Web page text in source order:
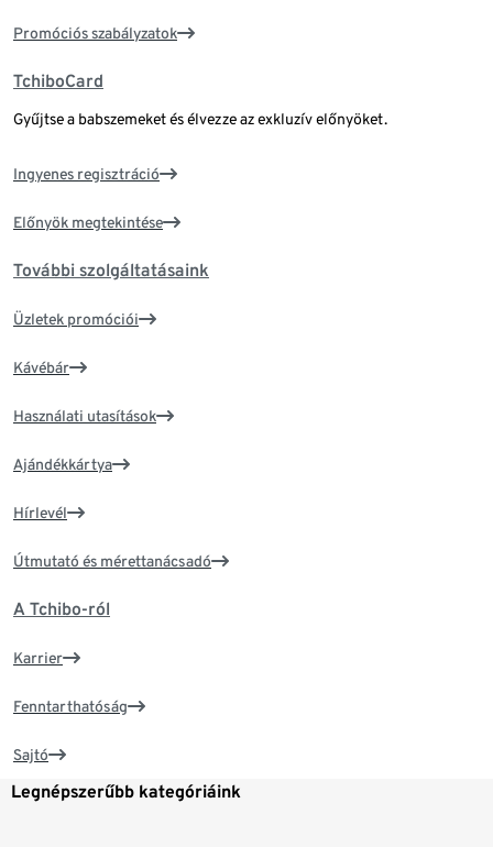
Promóciós szabályzatok
TchiboCard
Gyűjtse a babszemeket és élvezze az exkluzív előnyöket.
Ingyenes regisztráció
Előnyök megtekintése
További szolgáltatásaink
Üzletek promóciói
Kávébár
Használati utasítások
Ajándékkártya
Hírlevél
Útmutató és mérettanácsadó
A Tchibo-ról
Karrier
Fenntarthatóság
Sajtó
Legnépszerűbb kategóriáink